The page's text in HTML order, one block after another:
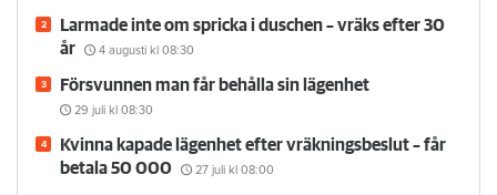
Larmade inte om spricka i duschen – vräks efter 30
år
4 augusti kl 08:30
Försvunnen man får behålla sin lägenhet
29 juli kl 08:30
Kvinna kapade lägenhet efter vräkningsbeslut – får
betala 50 000
27 juli kl 08:00